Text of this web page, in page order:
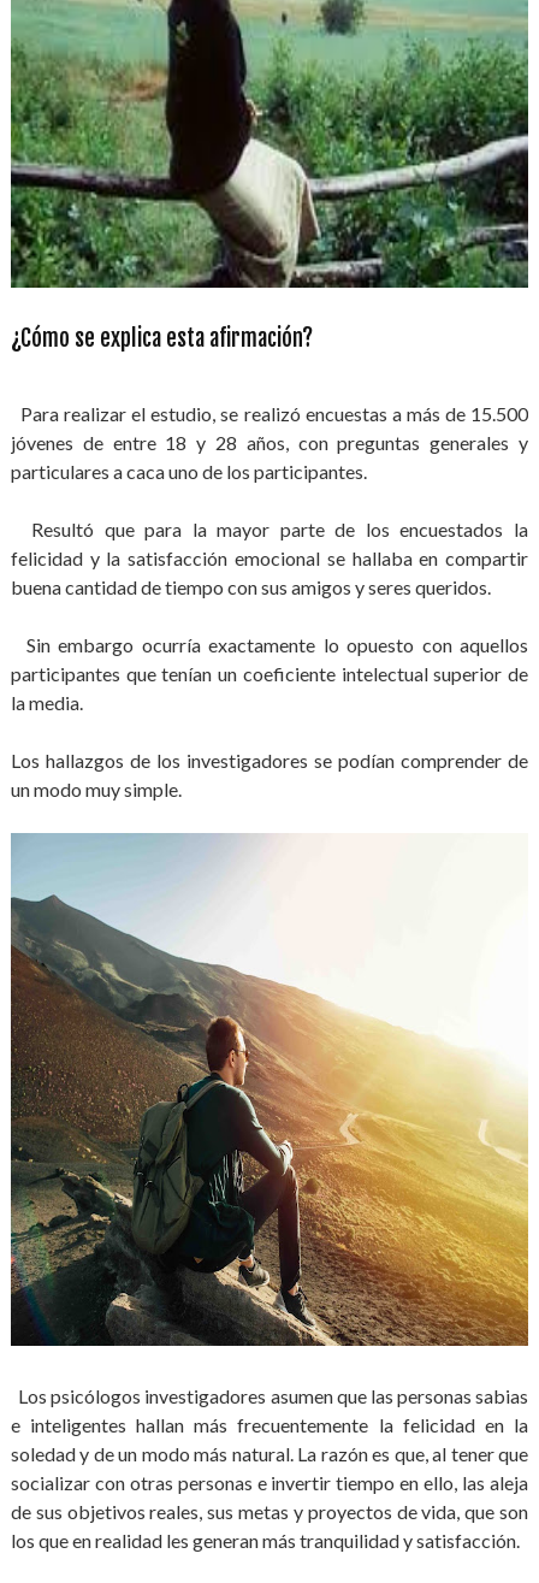
¿Cómo se explica esta afirmación?
Para realizar el estudio, se realizó encuestas a más de 15.500
jóvenes de entre 18 y 28 años, con preguntas generales y
particulares a caca uno de los participantes.
Resultó que para la mayor parte de los encuestados la
felicidad y la satisfacción emocional se hallaba en compartir
buena cantidad de tiempo con sus amigos y seres queridos.
Sin embargo ocurría exactamente lo opuesto con aquellos
participantes que tenían un coeficiente intelectual superior de
la media.
Los hallazgos de los investigadores se podían comprender de
un modo muy simple.
Los psicólogos investigadores asumen que las personas sabias
e inteligentes hallan más frecuentemente la felicidad en la
soledad y de un modo más natural. La razón es que, al tener que
socializar con otras personas e invertir tiempo en ello, las aleja
de sus objetivos reales, sus metas y proyectos de vida, que son
los que en realidad les generan más tranquilidad y satisfacción.